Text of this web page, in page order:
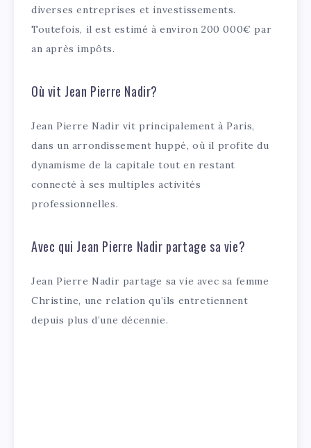
diverses entreprises et investissements.
Toutefois, il est estimé à environ 200 000€ par
an après impôts.
Où vit Jean Pierre Nadir?
Jean Pierre Nadir vit principalement à Paris,
dans un arrondissement huppé, où il profite du
dynamisme de la capitale tout en restant
connecté à ses multiples activités
professionnelles.
Avec qui Jean Pierre Nadir partage sa vie?
Jean Pierre Nadir partage sa vie avec sa femme
Christine, une relation qu’ils entretiennent
depuis plus d’une décennie.